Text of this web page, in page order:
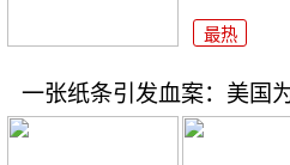
最热
一张纸条引发血案：美国